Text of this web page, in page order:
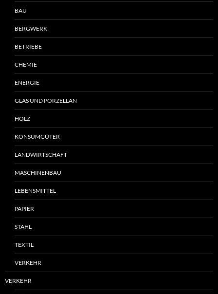
BAU
BERGWERK
BETRIEBE
CHEMIE
ENERGIE
GLAS UND PORZELLAN
HOLZ
KONSUMGÜTER
LANDWIRTSCHAFT
MASCHINENBAU
LEBENSMITTEL
PAPIER
STAHL
TEXTIL
VERKEHR
VERKEHR